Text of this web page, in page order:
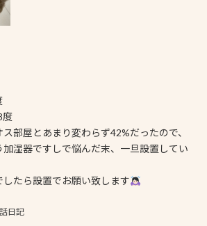
度
部屋とあまり変わらず42%だったので、
湿器ですしで悩んだ末、一旦設置してい
たら設置でお願い致します
日記